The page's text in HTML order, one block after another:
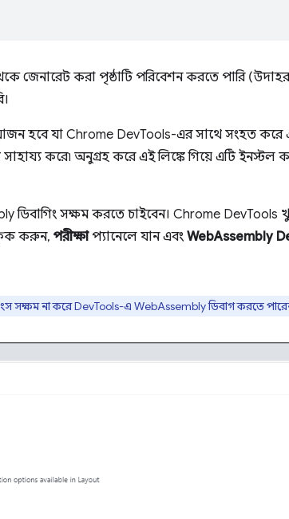
জেনারেট করা পৃষ্ঠাটি পরিবেশন করতে পারি
হবে যা Chrome DevTools-এর সাথে সংহত করে
করে৷ অনুগ্রহ করে এই লিঙ্কে গিয়ে এটি ইনস্টল
ডিবাগিং সক্ষম করতে চাইবেন। Chrome
করুন, পরীক্ষাপ্যানেলে যান এবং WebAssembly
না করে DevTools-এ WebAssembly ডিবাগ করতে